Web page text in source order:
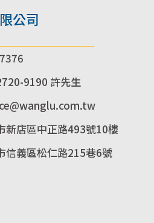
公司
9190 許先生
新店區中正路493號10樓
信義區松仁路215巷6號